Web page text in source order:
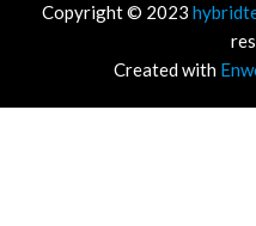
Copyright © 2023
Created with